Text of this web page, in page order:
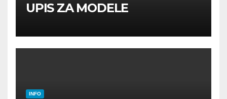
UPIS ZA MODELE
INFO